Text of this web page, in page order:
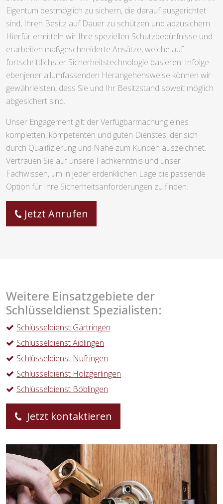
Eigentum bestmöglich zu sichern, die darauf ausgerichtet
sind, Ihren Besitz auf Dauer zu schützen und abzusichern.
Hierfür ermitteln wir Ihre speziellen Schutzbedürfnisse und
erarbeiten maßgeschneiderte Ansätze, welche auf
fortschrittlichster Sicherheitstechnologie basieren. Infolge
ebenjener allumfassenden Herangehensweise können wir
gewährleisten, dass Sie und Ihr Besitzstand soweit möglich
abgesichert sind.
Unser Engagement gilt der Verfügbarmachung eines
kompletten, kompetenten und guten Dienstes, der sich
durch Qualifizierung und Nähe zum Kunden auszeichnet.
Vertrauen Sie auf unsere Fachkenntnis und unser
Fachwissen, um in jeder erdenklichen Lage die passende
Option für Ihre Sicherheitsanforderungen zu finden.
Jetzt Anrufen
Weitere Einsatzgebiete der
Schlüsseldienst Spezialisten:
Schlüsseldienst Gärtringen
Schlüsseldienst Aidlingen
Schlüsseldienst Nufringen
Schlüsseldienst Holzgerlingen
Schlüsseldienst Böblingen
Jetzt kontaktieren